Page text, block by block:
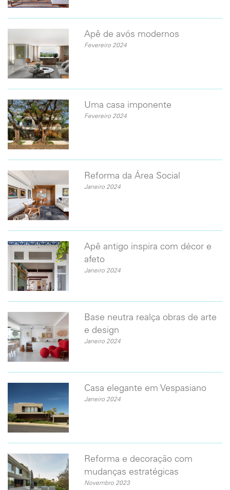
​Apê de avós modernos
Fevereiro 2024
Uma casa imponente
Fevereiro 2024
Reforma da Área Social
Janeiro 2024
​Apê antigo inspira com décor e
afeto
Janeiro 2024
Base neutra realça obras de arte
e design
Janeiro 2024
Casa elegante em Vespasiano
Janeiro 2024
Reforma e decoração com
mudanças estratégicas
Novembro 2023